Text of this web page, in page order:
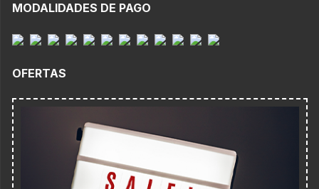
MODALIDADES DE PAGO
OFERTAS